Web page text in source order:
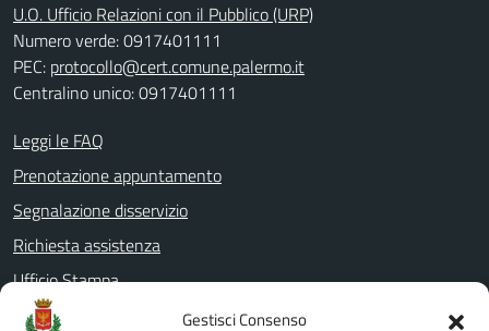
Gestisci Consenso
U.O. Ufficio Relazioni con il Pubblico (URP)
Numero verde: 0917401111
PEC: protocollo@cert.comune.palermo.it
Centralino unico: 0917401111
Leggi le FAQ
Prenotazione appuntamento
Segnalazione disservizio
Richiesta assistenza
Ufficio Stampa
Amministrazione Trasparente